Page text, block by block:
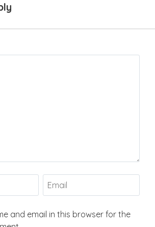
and email in this browser for the